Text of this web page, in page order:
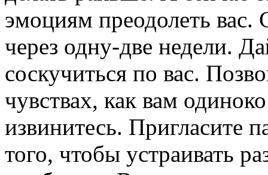
эмоциям преодолеть вас.
через одну-две недели.
соскучиться по вас.
чувствах, как вам
извинитесь. Пригласите
того, чтобы устраивать